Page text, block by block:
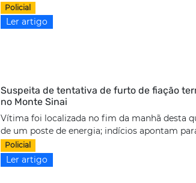
Policial
Ler artigo
Suspeita de tentativa de furto de fiação
no Monte Sinai
Vítima foi localizada no fim da manhã desta
de um poste de energia; indícios apontam
Policial
Ler artigo